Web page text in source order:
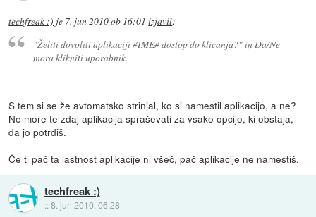
techfreak :) je 7. jun 2010 ob 16:01 izjavil:
"Želiti dovoliti aplikaciji #IME# dostop do klicanja?" in Da/Ne
mora klikniti uporabnik.
S tem si se že avtomatsko strinjal, ko si namestil aplikacijo, a ne?
Ne more te zdaj aplikacija spraševati za vsako opcijo, ki obstaja,
da jo potrdiš.
Če ti pač ta lastnost aplikacije ni všeč, pač aplikacije ne namestiš.
techfreak :)
::8. jun 2010, 06:28